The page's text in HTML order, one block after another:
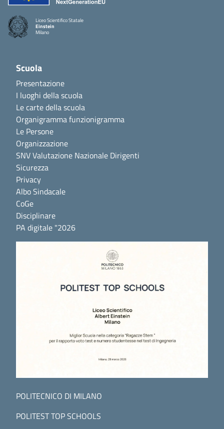
Liceo Scientifico Statale
Einstein
Milano
Scuola
Presentazione
I luoghi della scuola
Le carte della scuola
Organigramma funzionigramma
Le Persone
Organizzazione
SNV Valutazione Nazionale Dirigenti
Sicurezza
Privacy
Albo Sindacale
CoGe
Disciplinare
PA digitale "2026
POLITECNICO DI MILANO
POLITEST TOP SCHOOLS